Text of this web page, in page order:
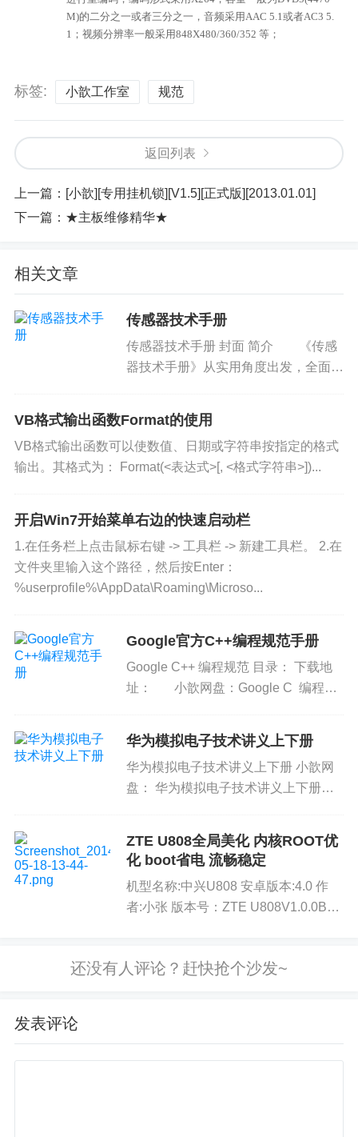
M)的二分之一或者三分之一，音频采用AAC 5.1或者AC3 5.
1；视频分辨率一般采用848X480/360/352 等；
标签: 小歆工作室 规范
返回列表
上一篇： [小歆][专用挂机锁][V1.5][正式版][2013.01.01]
下一篇： ★主板维修精华★
相关文章
传感器技术手册
传感器技术手册 封面 简介 《传感
器技术手册》从实用角度出发，全面讲
VB格式输出函数Format的使用
VB格式输出函数可以使数值、日期或字符串按指定的格式
输出。其格式为： Format(<表达式>[, <格式字符串>])...
开启Win7开始菜单右边的快速启动栏
1.在任务栏上点击鼠标右键 -> 工具栏 -> 新建工具栏。 2.在
文件夹里输入这个路径，然后按Enter：
%userprofile%\AppData\Roaming\Microso...
Google官方C++编程规范手册
Google C++ 编程规范 目录： 下载地
址： 小歆网盘：Google C 编程规
华为模拟电子技术讲义上下册
华为模拟电子技术讲义上下册 小歆网
盘： 华为模拟电子技术讲义上下册
ZTE U808全局美化 内核ROOT优
化 boot省电 流畅稳定
机型名称:中兴U808 安卓版本:4.0 作
者:小张 版本号：ZTE U808V1.0.0B02
发表评论